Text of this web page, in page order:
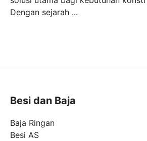
Dengan sejarah ...
Besi dan Baja
Baja Ringan
Besi AS